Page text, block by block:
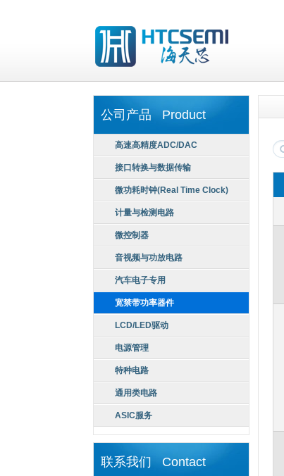
公司产品 Product
高速高精度ADC/DAC
接口转换与数据传输
微功耗时钟(Real Time Clock)
计量与检测电路
微控制器
音视频与功放电路
汽车电子专用
宽禁带功率器件
LCD/LED驱动
电源管理
特种电路
通用类电路
ASIC服务
联系我们 Contact